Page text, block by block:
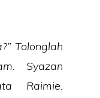
Tolonglah
Syazan
Raimie.